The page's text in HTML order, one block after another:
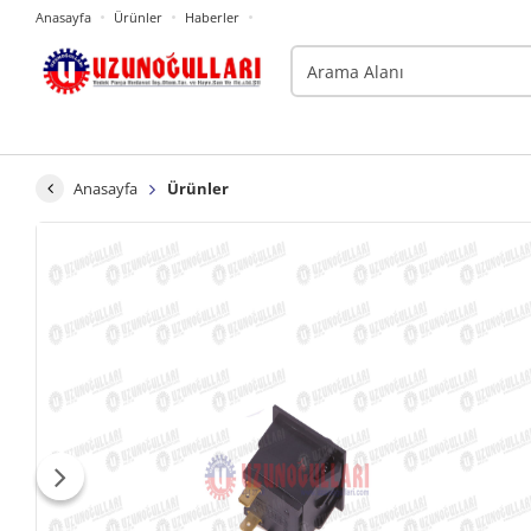
Anasayfa Ürünler Haberler
Anasayfa Ürünler